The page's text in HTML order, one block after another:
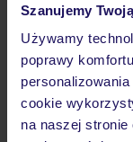
Szanujemy
Używamy
poprawy
cookie
na naszej
Atrakcje
Ważne